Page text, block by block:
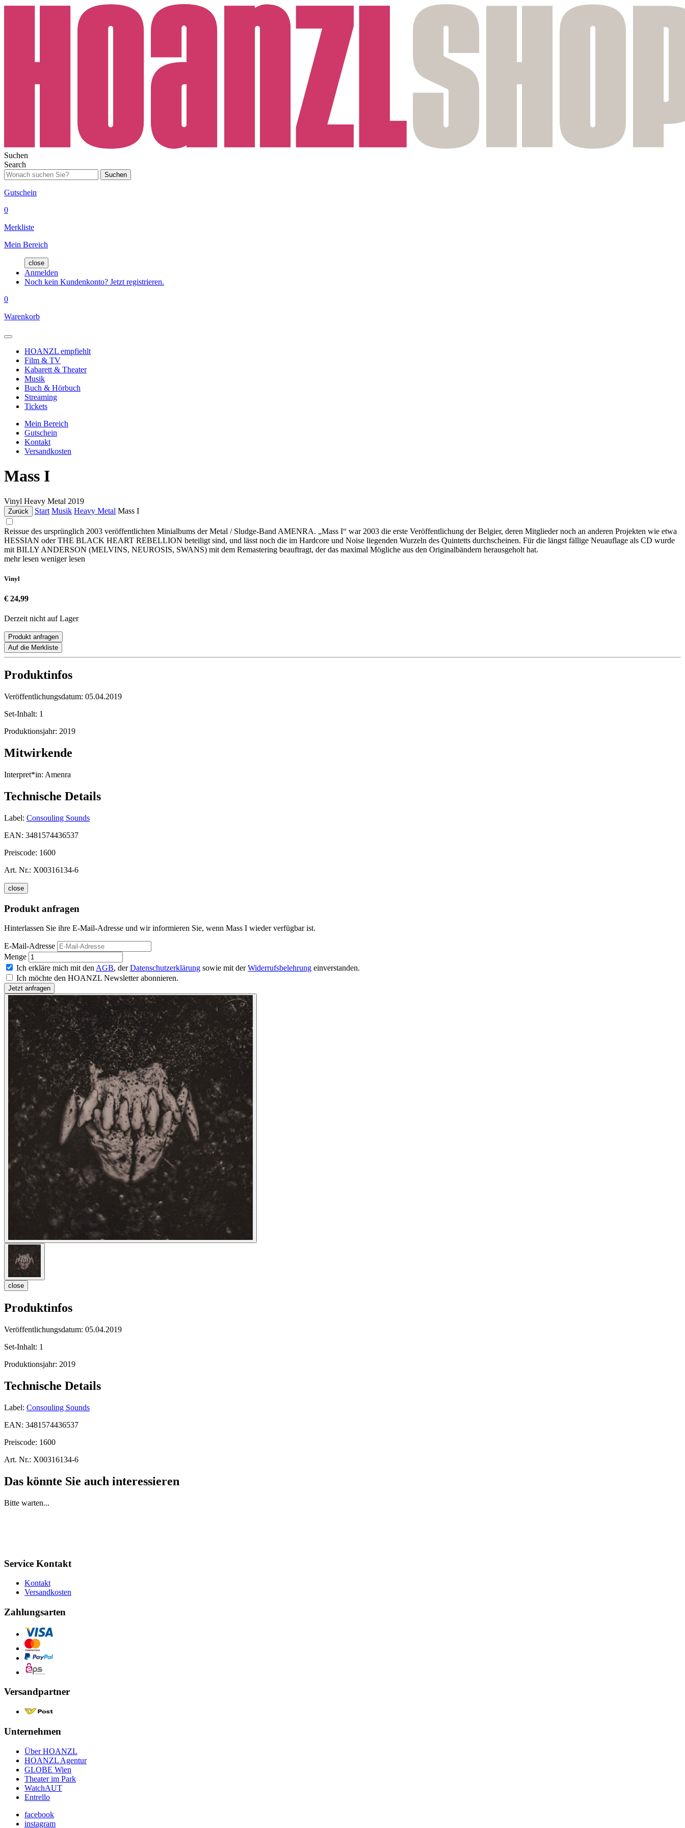
Suchen
Search
Suchen
Gutschein
0
Merkliste
Mein Bereich
close
Anmelden
Noch kein Kundenkonto? Jetzt registrieren.
0
Warenkorb
HOANZL empfiehlt
Film & TV
Kabarett & Theater
Musik
Buch & Hörbuch
Streaming
Tickets
Mein Bereich
Gutschein
Kontakt
Versandkosten
Mass I
Vinyl Heavy Metal 2019
Zurück Start Musik Heavy Metal Mass I
Reissue des ursprünglich 2003 veröffentlichten Minialbums der Metal / Sludge-Band AMENRA. „Mass I“ war 2003 die erste Veröffentlichung der Belgier, deren Mitglieder noch an anderen Projekten wie etwa
HESSIAN oder THE BLACK HEART REBELLION beteiligt sind, und lässt noch die im Hardcore und Noise liegenden Wurzeln des Quintetts durchscheinen. Für die längst fällige Neuauflage als CD wurde
mit BILLY ANDERSON (MELVINS, NEUROSIS, SWANS) mit dem Remastering beauftragt, der das maximal Mögliche aus den Originalbändern herausgeholt hat.
mehr lesen weniger lesen
Vinyl
€ 24,99
Derzeit nicht auf Lager
Produkt anfragen
Auf die Merkliste
Produktinfos
Veröffentlichungsdatum: 05.04.2019
Set-Inhalt: 1
Produktionsjahr: 2019
Mitwirkende
Interpret*in: Amenra
Technische Details
Label: Consouling Sounds
EAN: 3481574436537
Preiscode: 1600
Art. Nr.: X00316134-6
close
Produkt anfragen
Hinterlassen Sie ihre E-Mail-Adresse und wir informieren Sie, wenn Mass I wieder verfügbar ist.
E-Mail-Adresse
Menge
Ich erkläre mich mit den AGB, derDatenschutzerklärung sowie mit derWiderrufsbelehrung einverstanden.
Ich möchte den HOANZL Newsletter abonnieren.
close
Produktinfos
Veröffentlichungsdatum: 05.04.2019
Set-Inhalt: 1
Produktionsjahr: 2019
Technische Details
Label: Consouling Sounds
EAN: 3481574436537
Preiscode: 1600
Art. Nr.: X00316134-6
Das könnte Sie auch interessieren
Bitte warten...
Service Kontakt
Kontakt
Versandkosten
Zahlungsarten
Versandpartner
Unternehmen
Über HOANZL
HOANZL Agentur
GLOBE Wien
Theater im Park
WatchAUT
Entrello
facebook
instagram